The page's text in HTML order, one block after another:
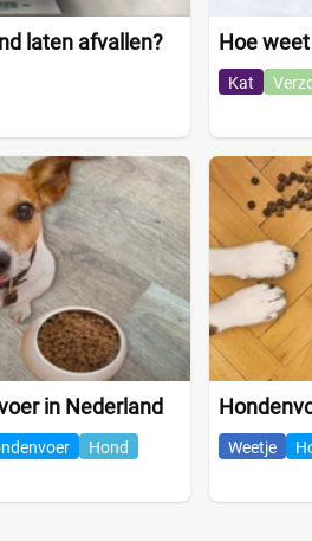
laten afvallen? Hoe
Kat
in Nederland
Hond Weetje